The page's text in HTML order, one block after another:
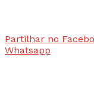
Partilhar no
Whatsapp